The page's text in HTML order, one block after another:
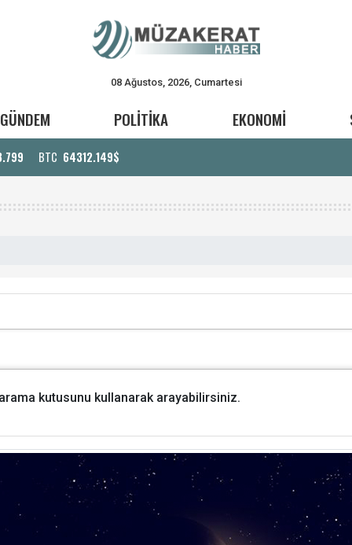
08 Ağustos, 2026, Cumartesi
GÜNDEM POLİTİKA EKONOMİ
BTC 64312.149$
kutusunu kullanarak arayabilirsiniz.